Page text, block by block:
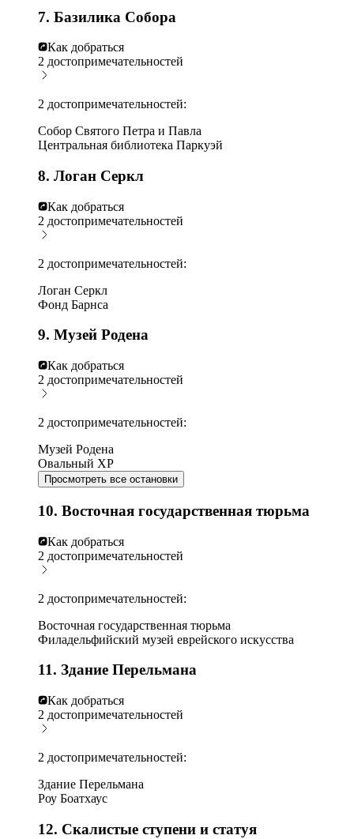
7. Базилика Собора
Как добраться
2 достопримечательностей
2 достопримечательностей:
Собор Святого Петра и Павла
Центральная библиотека Паркуэй
8. Логан Серкл
Как добраться
2 достопримечательностей
2 достопримечательностей:
Логан Серкл
Фонд Барнса
9. Музей Родена
Как добраться
2 достопримечательностей
2 достопримечательностей:
Музей Родена
Овальный XP
Просмотреть все остановки
10. Восточная государственная тюрьма
Как добраться
2 достопримечательностей
2 достопримечательностей:
Восточная государственная тюрьма
Филадельфийский музей еврейского искусства
11. Здание Перельмана
Как добраться
2 достопримечательностей
2 достопримечательностей:
Здание Перельмана
Роу Боатхаус
12. Скалистые ступени и статуя